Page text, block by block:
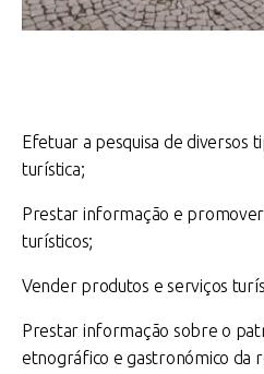
Efetuar a pesquisa de diversos
turística;
Prestar informação e
turísticos;
Vender produtos e serviços
Prestar informação sobre o
etnográfico e gastronómico da